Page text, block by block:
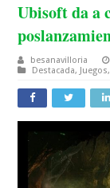
Ubisoft da a
besanavilloria
Destacada, Juegos